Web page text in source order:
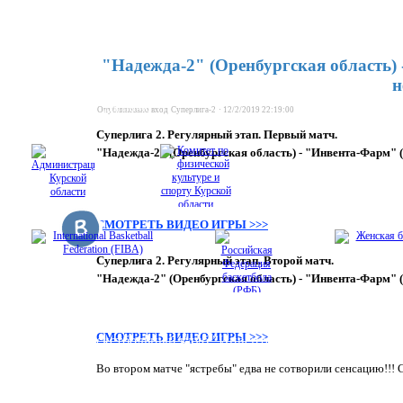
"Надежда-2" (Оренбургская
Опубликовано вход Суперлига-2 · 12/2/2019 22:19:00
Суперлига 2. Регулярный этап. Первый матч.
"Надежда-2" (Оренбургская область) - "Инвента-Фарм"
СМОТРЕТЬ ВИДЕО ИГРЫ >>>
Суперлига 2. Регулярный этап. Второй матч.
"Надежда-2" (Оренбургская область) - "Инвента-Фарм"
СМОТРЕТЬ ВИДЕО ИГРЫ >>>
Во втором матче "ястребы" едва не сотворили сенсацию!!!
Арена СК "Динамо"
© 2017, Баскетбольный клуб "Инвента". Все права